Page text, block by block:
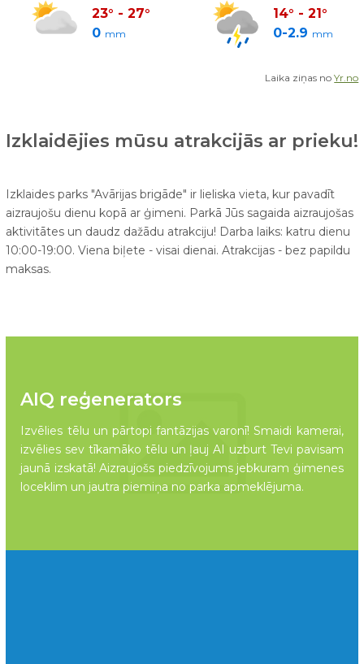
23° - 27°
0 mm
14° - 21°
0-2.9 mm
Laika ziņas noYr.no
Izklaidējies mūsu atrakcijās ar prieku!
Izklaides parks "Avārijas brigāde" ir lieliska vieta, kur pavadīt
aizraujošu dienu kopā ar ģimeni. Parkā Jūs sagaida aizraujošas
aktivitātes un daudz dažādu atrakciju! Darba laiks: katru dienu
10:00-19:00. Viena biļete - visai dienai. Atrakcijas - bez papildu
maksas.
AIQ reģenerators
Izvēlies tēlu un pārtopi fantāzijas varonī! Smaidi kamerai,
izvēlies sev tīkamāko tēlu un ļauj AI uzburt Tevi pavisam
jaunā izskatā! Aizraujošs piedzīvojums jebkuram ģimenes
loceklim un jautra piemiņa no parka apmeklējuma.